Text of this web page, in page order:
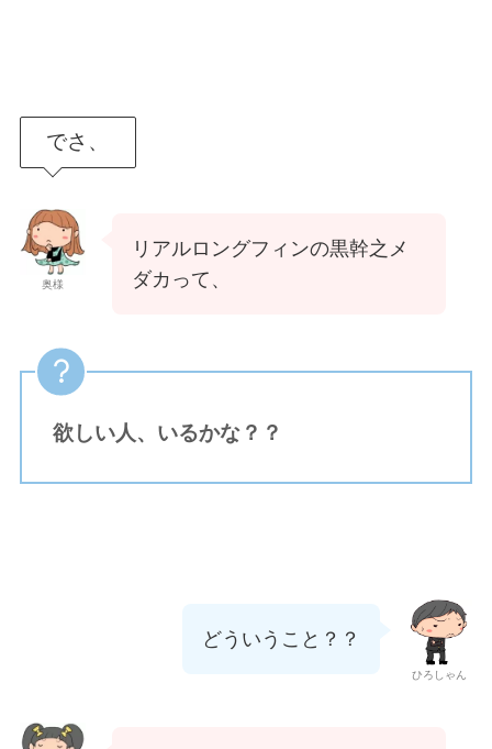
でさ、
奥様
リアルロングフィンの黒幹之メ
ダカって、
欲しい人、いるかな？？
ひろしゃん
どういうこと？？